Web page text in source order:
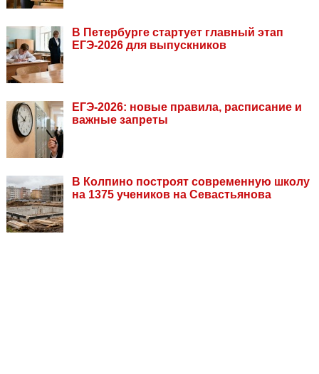
В Петербурге стартует главный этап
ЕГЭ-2026 для выпускников
ЕГЭ-2026: новые правила, расписание и
важные запреты
В Колпино построят современную школу
на 1375 учеников на Севастьянова